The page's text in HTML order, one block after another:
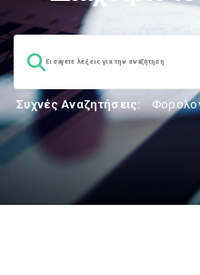
Συχνές Αναζητήσεις: